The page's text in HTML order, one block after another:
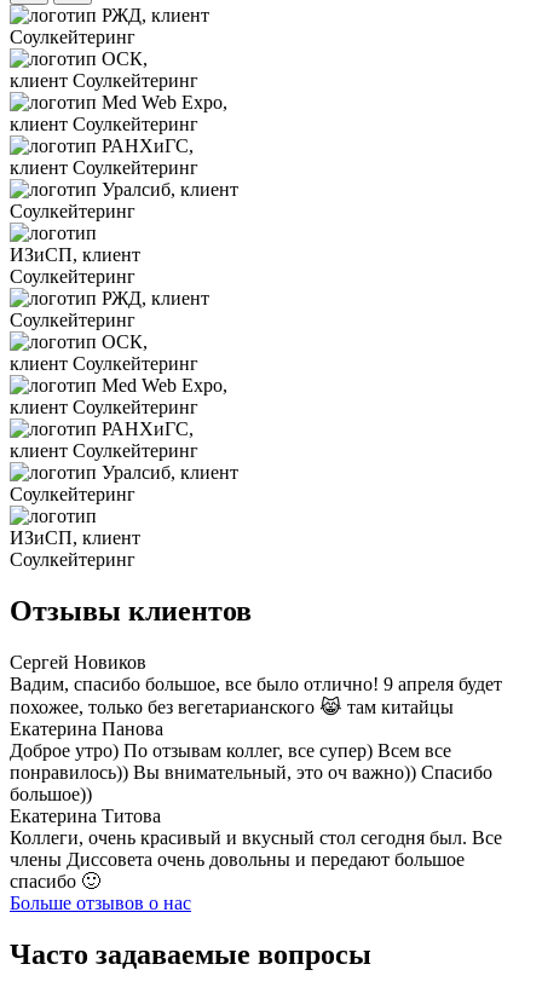
Отзывы клиентов
Сергей Новиков
Вадим, спасибо большое, все было отлично! 9 апреля будет
похожее, только без вегетарианского 😹 там китайцы
Екатерина Панова
Доброе утро) По отзывам коллег, все супер) Всем все
понравилось)) Вы внимательный, это оч важно)) Спасибо
большое))
Екатерина Титова
Коллеги, очень красивый и вкусный стол сегодня был. Все
члены Диссовета очень довольны и передают большое
спасибо 🙂
Больше отзывов о нас
Часто задаваемые вопросы